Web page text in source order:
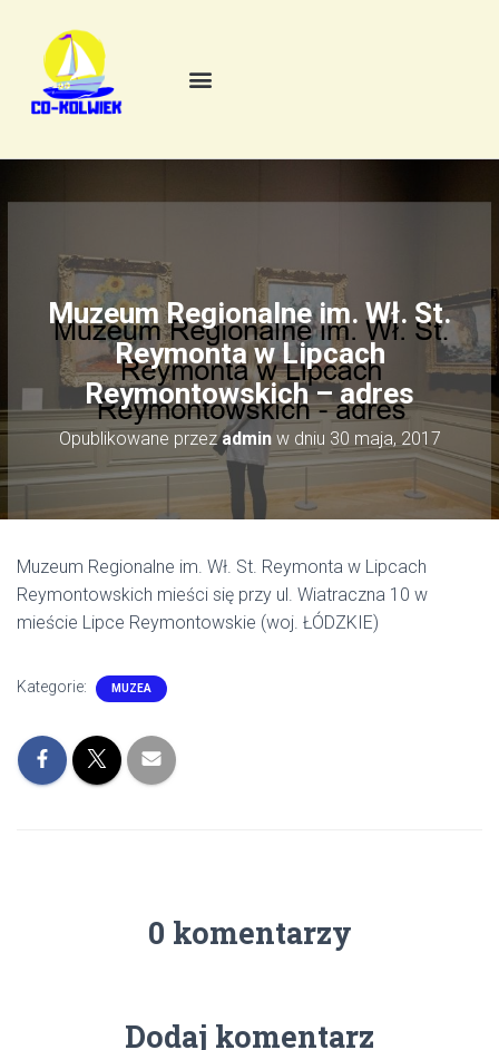
Muzeum Regionalne im. Wł. St.
Reymonta w Lipcach
Reymontowskich – adres
Opublikowane przezadminw dniu 30 maja, 2017
Muzeum Regionalne im. Wł. St. Reymonta w Lipcach
Reymontowskich mieści się przy ul. Wiatraczna 10 w
mieście Lipce Reymontowskie (woj. ŁÓDZKIE)
Kategorie: MUZEA
0 komentarzy
Dodaj komentarz